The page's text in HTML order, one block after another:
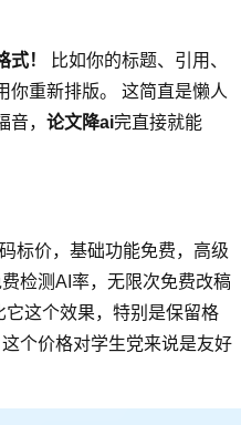
！
比如你的标题、引用、
你重新排版。 这简直是懒人
音， 论文降ai完直接就能
标价，基础功能免费，高级
检测AI率，无限次免费改稿
这个效果，特别是保留格
个价格对学生党来说是友好